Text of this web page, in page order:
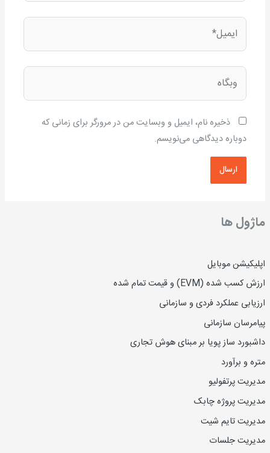
ماژول ها
اپلیکیشن موبایل
ارزش کسب شده (EVM) و قیمت تمام شده
ارزیابی عملکرد فردی و سازمانی
پیامرسان سازمانی
داشبورد ساز پویا بر مبنای هوش تجاری
متره و برآورد
مدیریت پرتفولیو
مدیریت پروژه چابک
مدیریت تایم شیت
مدیریت جلسات
ایمیل*
وبگاه
ذخیره نام، ایمیل و وبسایت من در مرورگر برای زمانی که
دوباره دیدگاهی می‌نویسم.